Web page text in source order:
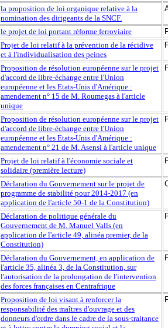
la proposition de loi organique relative à la
nomination des dirigeants de la SNCF.
le projet de loi portant réforme ferroviaire
Projet de loi relatif à la prévention de la récidive
et à l'individualisation des peines
Proposition de résolution européenne sur le projet
d'accord de libre-échange entre l'Union
européenne et les Etats-Unis d'Amérique :
amendement n° 15 de M. Roumegas à l'article
unique
Proposition de résolution européenne sur le projet
d'accord de libre-échange entre l'Union
européenne et les Etats-Unis d'Amérique :
amendement n° 21 de M. Asensi à l'article unique
Projet de loi relatif à l'économie sociale et
solidaire (première lecture)
Déclaration du Gouvernement sur le projet de
programme de stabilité pour 2014-2017 (en
application de l'article 50-1 de la Constitution)
Déclaration de politique générale du
Gouvernement de M. Manuel Valls (en
application de l'article 49, alinéa premier, de la
Constitution)
Déclaration du Gouvernement, en application de
l'article 35, alinéa 3, de la Constitution, sur
l'autorisation de la prolongation de l'intervention
des forces françaises en Centrafrique
Proposition de loi visant à renforcer la
responsabilité des maîtres d'ouvrage et des
donneurs d'ordre dans le cadre de la sous-traitance